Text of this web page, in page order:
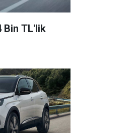
Bin TL'lik